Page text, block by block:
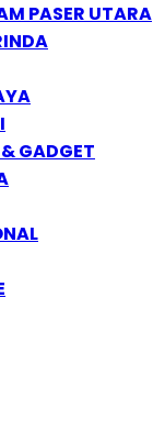
PASER UTARA
GADGET